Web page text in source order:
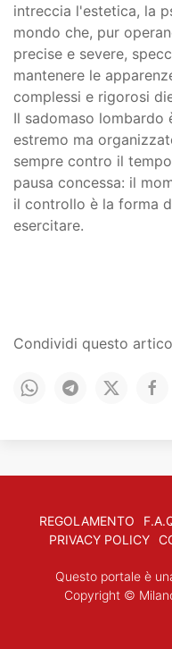
intreccia l'estetica, la
mondo che, pur
precise e severe,
mantenere le
complessi e rigorosi
Il sadomaso lombardo
estremo ma
sempre contro il
pausa concessa: il
il controllo è la forma
esercitare.
Condividi questo
REGOLAMENTO
PRIVACY POLICY
Questo portale è
Copyright ©